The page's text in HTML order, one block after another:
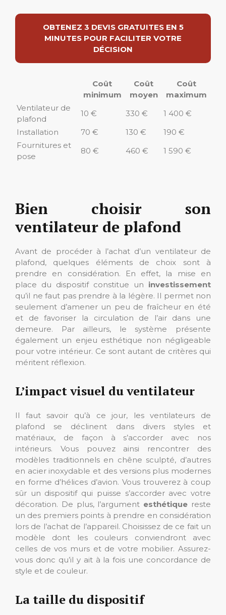
OBTENEZ 3 DEVIS GRATUITES EN 5
MINUTES POUR FACILITER VOTRE
DÉCISION
Coût
minimum
Coût
moyen
Coût
maximum
Ventilateur de
plafond
10 € 330 €
1 400 €
Installation
70 € 130 €
190 €
Fournitures et
pose
80 € 460 € 1 590 €
Bien choisir son
ventilateur de plafond
Avant de procéder à l’achat d’un ventilateur de
plafond, quelques éléments de choix sont à
prendre en considération. En effet, la mise en
place du dispositif constitue un investissement
qu’il ne faut pas prendre à la légère. Il permet non
seulement d’amener un peu de fraîcheur en été
et de favoriser la circulation de l’air dans une
demeure. Par ailleurs, le système présente
également un enjeu esthétique non négligeable
pour votre intérieur. Ce sont autant de critères qui
méritent réflexion.
L’impact visuel du ventilateur
Il faut savoir qu’à ce jour, les ventilateurs de
plafond se déclinent dans divers styles et
matériaux, de façon à s’accorder avec nos
intérieurs. Vous pouvez ainsi rencontrer des
modèles traditionnels en chêne sculpté, d’autres
en acier inoxydable et des versions plus modernes
en forme d’hélices d’avion. Vous trouverez à coup
sûr un dispositif qui puisse s’accorder avec votre
décoration. De plus, l’argument esthétique reste
un des premiers points à prendre en considération
lors de l’achat de l’appareil. Choisissez de ce fait un
modèle dont les couleurs conviendront avec
celles de vos murs et de votre mobilier. Assurez-
vous donc qu’il y ait à la fois une concordance de
style et de couleur.
La taille du dispositif